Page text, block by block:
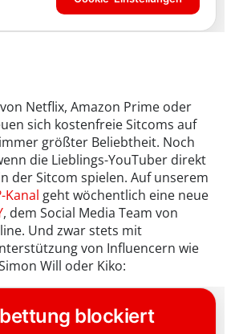
Netflix, Amazon Prime oder
sich kostenfreie Sitcoms auf
größter Beliebtheit. Noch
die Lieblings-YouTuber direkt
der Sitcom spielen. Auf unserem
Kanal geht wöchentlich eine neue
, dem Social Media Team von
Und zwar stets mit
von Influencern wie
Will oder Kiko: